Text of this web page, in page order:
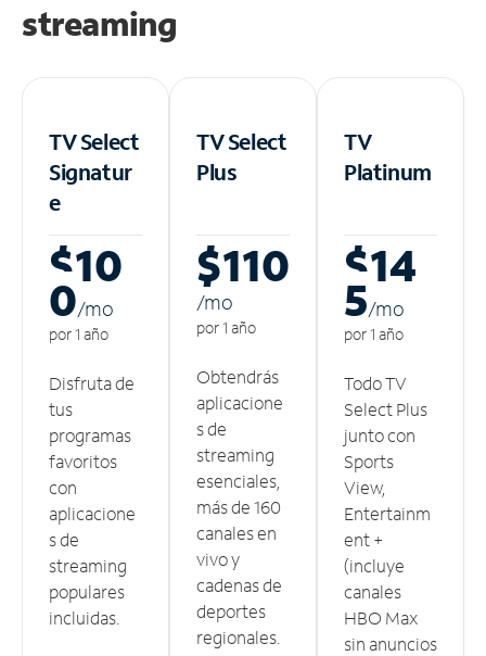
streaming
TV Select
Signatur
e
$10
0/mo
por 1 año
Disfruta de
tus
programas
favoritos
con
aplicacione
s de
streaming
populares
incluidas.
TV Select
Plus
$110
/mo
por 1 año
Obtendrás
aplicacione
s de
streaming
esenciales,
más de 160
canales en
vivo y
cadenas de
deportes
regionales.
TV
Platinum
$14
5/mo
por 1 año
Todo TV
Select Plus
junto con
Sports
View,
Entertainm
ent +
(incluye
canales
HBO Max
sin anuncios